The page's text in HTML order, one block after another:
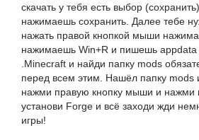
скачать у тебя есть выбор
нажимаешь сохранить. Далее тебе
нажать правой кнопкой мыши
нажимаешь Win+R и пишешь appdata
.Minecraft и найди папку mods
перед всем этим. Нашёл папку mods
нажми правую кнопку мыши и нажми
установи Forge и всё заходи жди
игры!